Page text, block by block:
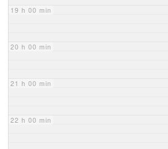
19 h 00 min
20 h 00 min
21 h 00 min
22 h 00 min